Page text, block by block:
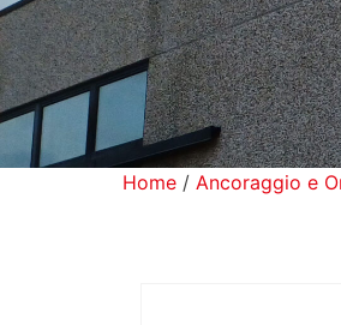
Home / Ancoraggio e